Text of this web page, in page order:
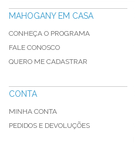
MAHOGANY EM CASA
CONHEÇA O PROGRAMA
FALE CONOSCO
QUERO ME CADASTRAR
CONTA
MINHA CONTA
PEDIDOS E DEVOLUÇÕES